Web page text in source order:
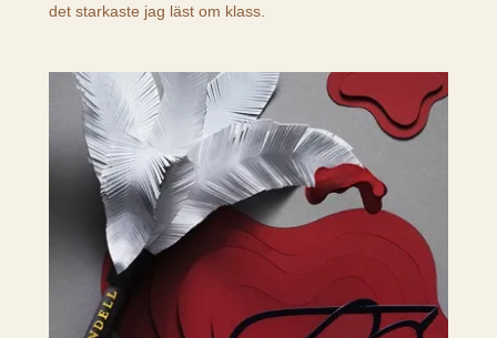
det starkaste jag läst om klass.